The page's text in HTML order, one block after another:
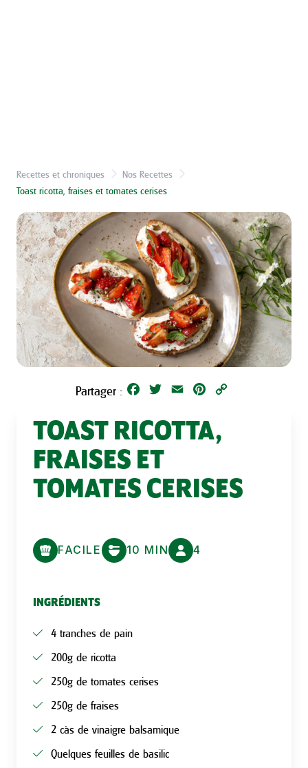
Recettes et chroniques
Nos Recettes
Toast ricotta, fraises et tomates cerises
Partager : Facebook
Twitter Email Pinterest
TOAST RICOTTA,
FRAISES ET
TOMATES CERISES
FACILE 10 MIN 4
INGRÉDIENTS
4 tranches de pain
200g de ricotta
250g de tomates cerises
250g de fraises
2 càs de vinaigre balsamique
Quelques feuilles de basilic